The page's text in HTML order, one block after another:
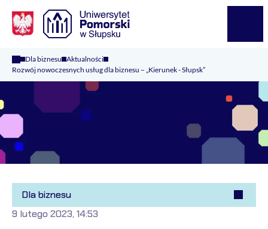
Dla biznesu Aktualności
Rozwój nowoczesnych usług dla biznesu – „Kierunek - Słupsk”
Dla biznesu
9 lutego 2023, 14:53